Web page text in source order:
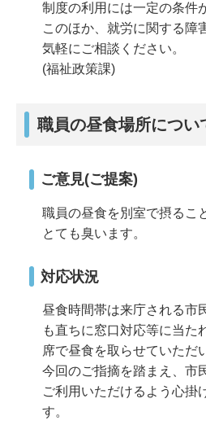
制度の利用には一定の条件
このほか、就労に関する障
気軽にご相談ください。
(福祉政策課)
職員の昼食場所につい
ご意見(ご提案)
職員の昼食を別室で摂るこ
とても臭います。
対応状況
昼食時間帯は来庁される市
も直ちに窓口対応等に当た
席で昼食を取らせていただ
今回のご指摘を踏まえ、市
ご利用いただけるよう心掛
す。